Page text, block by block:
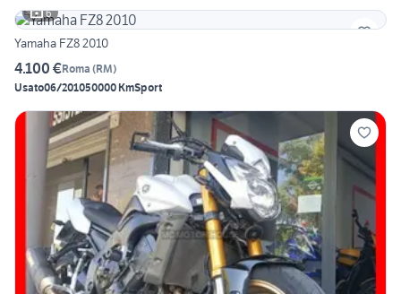
6
Yamaha FZ8 2010
4.100 €Roma (RM)
Usato06/201050000 KmSport